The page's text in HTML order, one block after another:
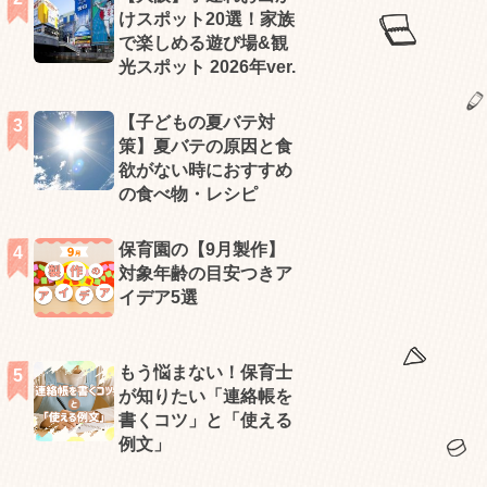
けスポット20選！家族
で楽しめる遊び場&観
光スポット 2026年ver.
【子どもの夏バテ対
策】夏バテの原因と食
欲がない時におすすめ
の食べ物・レシピ
保育園の【9月製作】
対象年齢の目安つきア
イデア5選
もう悩まない！保育士
が知りたい「連絡帳を
書くコツ」と「使える
例文」